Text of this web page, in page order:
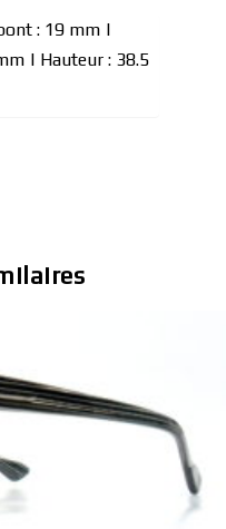
: 19 mm |
| Hauteur : 38.5